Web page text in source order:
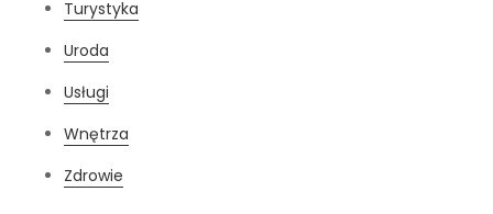
Turystyka
Uroda
Usługi
Wnętrza
Zdrowie